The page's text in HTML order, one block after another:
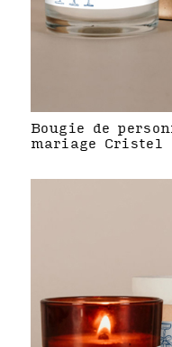
Bougie de
mariage Cristel